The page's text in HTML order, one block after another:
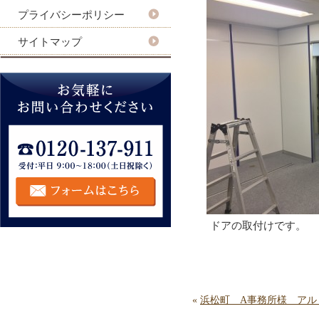
ドアの取付けです。
« 浜松町 A事務所様 アル
プライバシーポリシー
サイトマップ